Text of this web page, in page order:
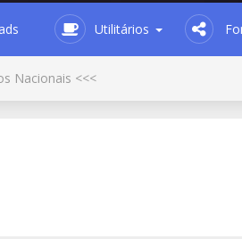
Utilitários
Nacionais <<<